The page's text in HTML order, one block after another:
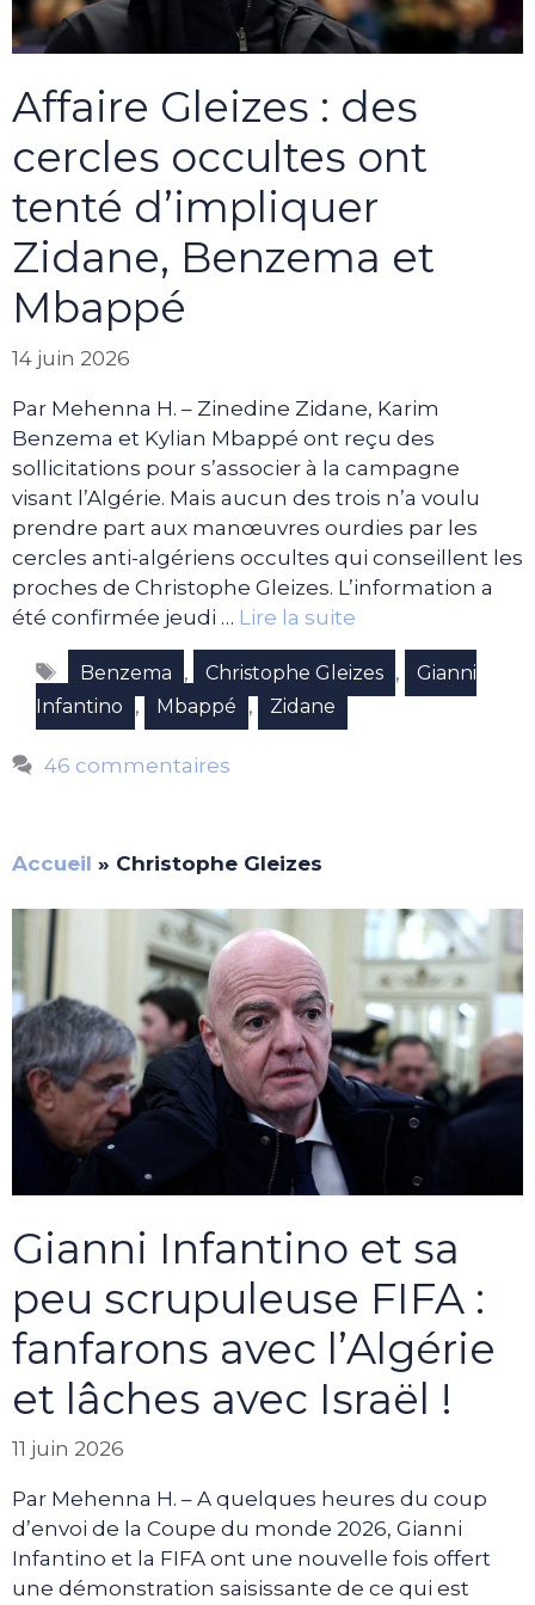
Affaire Gleizes : des
cercles occultes ont
tenté d’impliquer
Zidane, Benzema et
Mbappé
14 juin 2026
Par Mehenna H. – Zinedine Zidane, Karim
Benzema et Kylian Mbappé ont reçu des
sollicitations pour s’associer à la campagne
visant l’Algérie. Mais aucun des trois n’a voulu
prendre part aux manœuvres ourdies par les
cercles anti-algériens occultes qui conseillent les
proches de Christophe Gleizes. L’information a
été confirmée jeudi … Lire la suite
Étiquettes
Benzema , Christophe Gleizes ,
Gianni
Infantino
, Mbappé , Zidane
46 commentaires
Accueil » Christophe Gleizes
Gianni Infantino et sa
peu scrupuleuse FIFA :
fanfarons avec l’Algérie
et lâches avec Israël !
11 juin 2026
Par Mehenna H. – A quelques heures du coup
d’envoi de la Coupe du monde 2026, Gianni
Infantino et la FIFA ont une nouvelle fois offert
une démonstration saisissante de ce qui est